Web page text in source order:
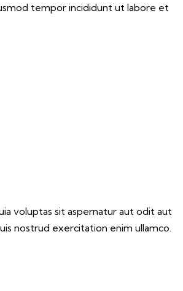
tempor incididunt ut labore et
voluptas sit aspernatur aut odit aut
nostrud exercitation enim ullamco.